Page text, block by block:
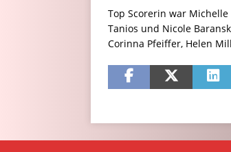
Top Scorerin war
Tanios und Nicole
Corinna Pfeiffer, Helen